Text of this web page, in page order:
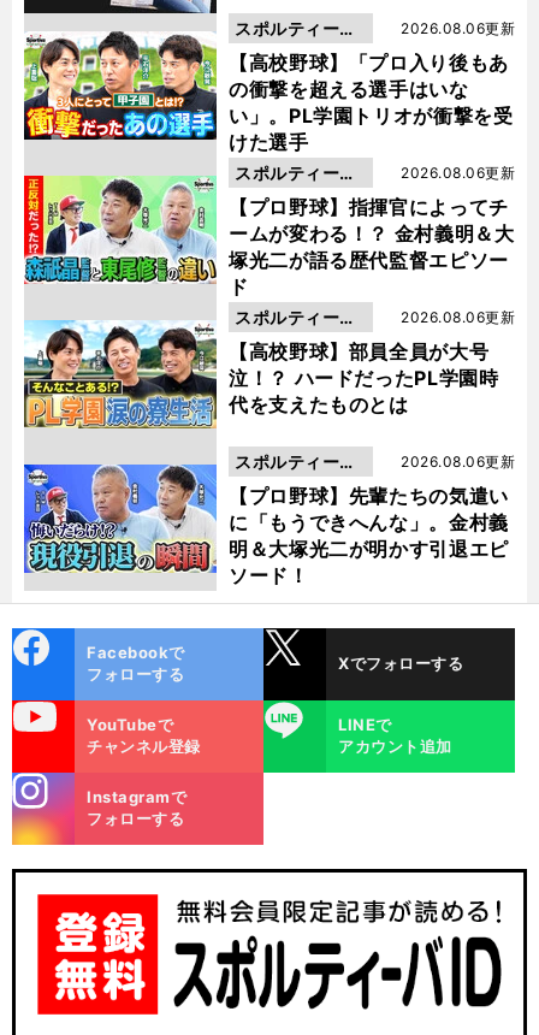
【高校野球】「プロ入り後もあ
の衝撃を超える選手はいな
い」。PL学園トリオが衝撃を受
けた選手
2026.08.06更新
スポルティーバ
動画
【プロ野球】指揮官によってチ
ームが変わる！？ 金村義明＆大
塚光二が語る歴代監督エピソー
ド
2026.08.06更新
スポルティーバ
動画
【高校野球】部員全員が大号
泣！？ ハードだったPL学園時
代を支えたものとは
2026.08.06更新
スポルティーバ
動画
【プロ野球】先輩たちの気遣い
に「もうできへんな」。金村義
明＆大塚光二が明かす引退エピ
ソード！
2026.08.06更新
スポルティーバ
動画
ok
Facebookで
フォローする
Xでフォローする
YouTubeで
チャンネル登録
LINE
LINEで
アカウント追加
m
Instagramで
フォローする